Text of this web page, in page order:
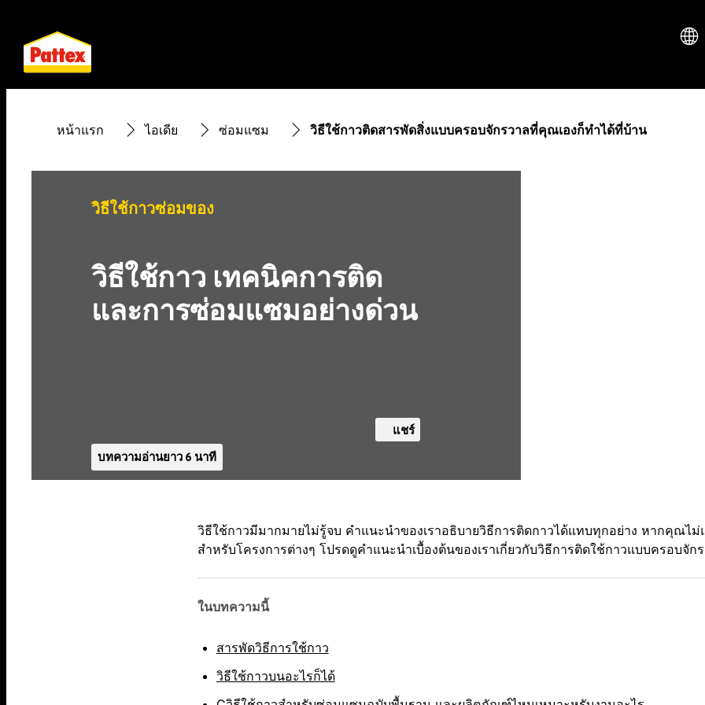
หน้าแรก ไอเดีย ซ่อมแซม วิธีใช้กาวติดสารพัดสิ่งแบบครอบจักรวาลที่คุณเองก็ทำได้ที่บ้าน
วิธีใช้กาวซ่อมของ
วิธีใช้กาว เทคนิคการติด
และการซ่อมแซมอย่างด่วน
บทความอ่านยาว 6 นาที
แชร์
วิธีใช้กาวมีมากมายไม่รู้จบ คำแนะนำของเราอธิบายวิธีการติดกาวได้แทบทุกอย่าง หากคุณไม่
สำหรับโครงการต่างๆ โปรดดูคำแนะนำเบื้องต้นของเราเกี่ยวกับวิธีการติดใช้กาวแบบครอบจัก
ในบทความนี้
สารพัดวิธีการใช้กาว
วิธีใช้กาวบนอะไรก็ได้